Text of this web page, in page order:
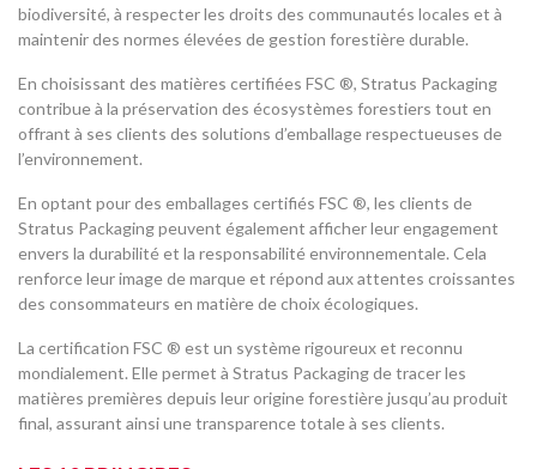
biodiversité, à respecter les droits des communautés locales et à
maintenir des normes élevées de gestion forestière durable.
En choisissant des matières certifiées FSC ®, Stratus Packaging
contribue à la préservation des écosystèmes forestiers tout en
offrant à ses clients des solutions d’emballage respectueuses de
l’environnement.
En optant pour des emballages certifiés FSC ®, les clients de
Stratus Packaging peuvent également afficher leur engagement
envers la durabilité et la responsabilité environnementale. Cela
renforce leur image de marque et répond aux attentes croissantes
des consommateurs en matière de choix écologiques.
La certification FSC ® est un système rigoureux et reconnu
mondialement. Elle permet à Stratus Packaging de tracer les
matières premières depuis leur origine forestière jusqu’au produit
final, assurant ainsi une transparence totale à ses clients.